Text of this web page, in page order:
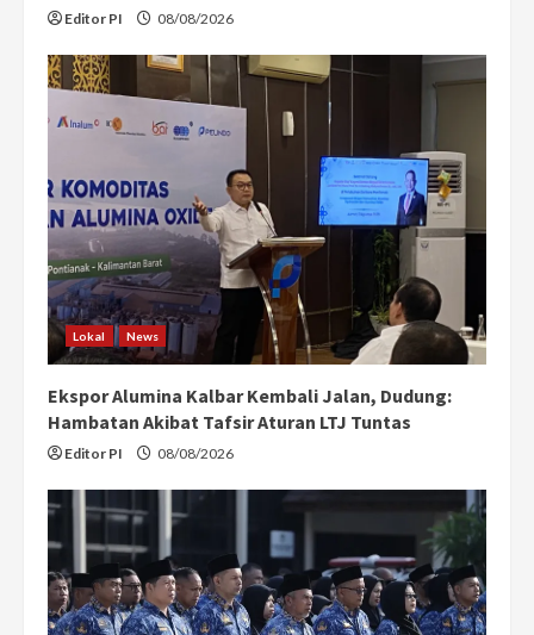
Editor PI 08/08/2026
Lokal News
Ekspor Alumina Kalbar Kembali Jalan, Dudung:
Hambatan Akibat Tafsir Aturan LTJ Tuntas
Editor PI 08/08/2026